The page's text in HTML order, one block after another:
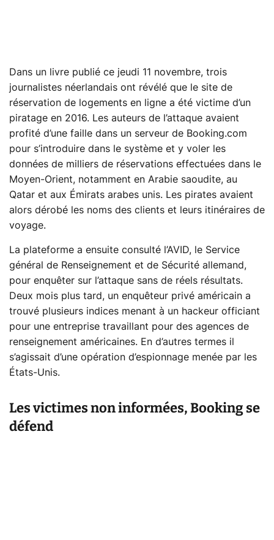
Dans un livre publié ce jeudi 11 novembre, trois
journalistes néerlandais ont révélé que le site de
réservation de logements en ligne a été victime d’un
piratage en 2016. Les auteurs de l’attaque avaient
profité d’une faille dans un serveur de Booking.com
pour s’introduire dans le système et y voler les
données de milliers de réservations effectuées dans le
Moyen-Orient, notamment en Arabie saoudite, au
Qatar et aux Émirats arabes unis. Les pirates avaient
alors dérobé les noms des clients et leurs itinéraires de
voyage.
La plateforme a ensuite consulté l’AVID, le Service
général de Renseignement et de Sécurité allemand,
pour enquêter sur l’attaque sans de réels résultats.
Deux mois plus tard, un enquêteur privé américain a
trouvé plusieurs indices menant à un hackeur officiant
pour une entreprise travaillant pour des agences de
renseignement américaines. En d’autres termes il
s’agissait d’une opération d’espionnage menée par les
États-Unis.
Les victimes non informées, Booking se
défend